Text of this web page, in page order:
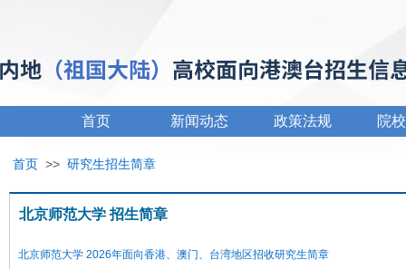
首页 新闻动态 政策法规 院
首页 >> 研究生招生简章
北京师范大学 招生简章
北京师范大学 2026年面向香港、澳门、台湾地区招收研究生简章